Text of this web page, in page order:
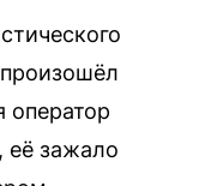
оператор
её зажало